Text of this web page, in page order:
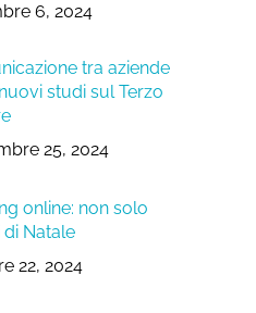
6, 2024
tra aziende
studi sul Terzo
25, 2024
online: non solo
di Natale
22, 2024